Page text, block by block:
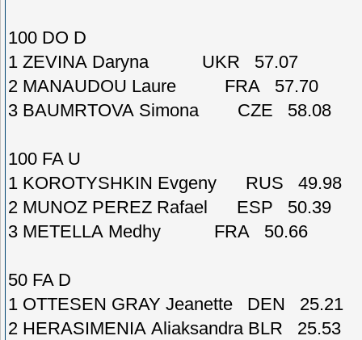
100 DO D
1 ZEVINA Daryna UKR 57.07
2 MANAUDOU Laure FRA 57.70
3 BAUMRTOVA Simona CZE 58.08
100 FA U
1 KOROTYSHKIN Evgeny RUS 49.98
2 MUNOZ PEREZ Rafael ESP 50.39
3 METELLA Medhy FRA 50.66
50 FA D
1 OTTESEN GRAY Jeanette DEN 25.21
2 HERASIMENIA Aliaksandra BLR 25.53